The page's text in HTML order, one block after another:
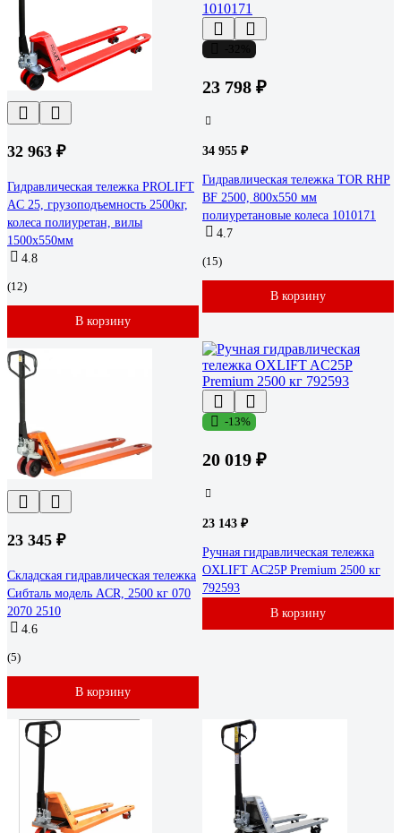
32 963 ₽
Гидравлическая тележка PROLIFT
AC 25, грузоподъемность 2500кг,
колеса полиуретан, вилы
1500x550мм
4.8
(12)
В корзину
23 798 ₽
34 955 ₽
Гидравлическая тележка TOR RHP
BF 2500, 800x550 мм
полиуретановые колеса 1010171
4.7
(15)
В корзину
23 345 ₽
Складская гидравлическая тележка
Сибталь модель ACR, 2500 кг 070
2070 2510
4.6
(5)
В корзину
-13%
20 019 ₽
23 143 ₽
Ручная гидравлическая тележка
OXLIFT AC25P Premium 2500 кг
792593
В корзину